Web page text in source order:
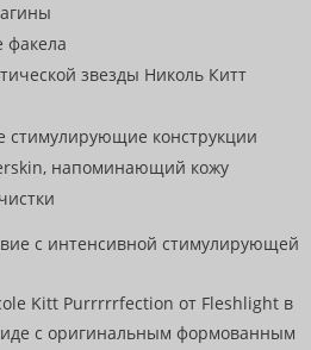
факела
звезды Николь Китт
стимулирующие конструкции
напоминающий кожу
с интенсивной стимулирующей
Kitt Purrrrrfection от Fleshlight в
с оригинальным формованным